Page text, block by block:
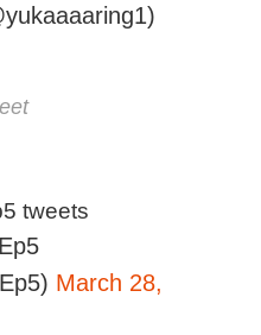
tweets
March 28,